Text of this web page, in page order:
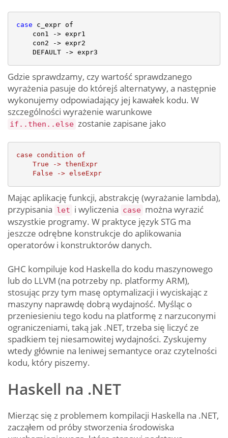
case c_expr of
Gdzie sprawdzamy, czy wartość sprawdzanego
wyrażenia pasuje do którejś alternatywy, a następnie
wykonujemy odpowiadający jej kawałek kodu. W
szczególności wyrażenie warunkowe
if..then..else zostanie zapisane jako
case condition
of
True
-> thenExpr
False
-> elseExpr
Mając aplikację funkcji, abstrakcję (wyrażanie lambda),
przypisania let i wyliczenia case można wyrazić
wszystkie programy. W praktyce język STG ma
jeszcze odrębne konstrukcje do aplikowania
operatorów i konstruktorów danych.
GHC kompiluje kod Haskella do kodu maszynowego
lub do LLVM (na potrzeby np. platformy ARM),
stosując przy tym masę optymalizacji i wyciskając z
maszyny naprawdę dobrą wydajność. Myśląc o
przeniesieniu tego kodu na platformę z narzuconymi
ograniczeniami, taką jak .NET, trzeba się liczyć ze
spadkiem tej niesamowitej wydajności. Zyskujemy
wtedy głównie na leniwej semantyce oraz czytelności
kodu, który piszemy.
Haskell na .NET
Mierząc się z problemem kompilacji Haskella na .NET,
zacząłem od próby stworzenia środowiska